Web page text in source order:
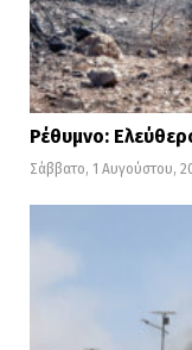
Ρέθυμνο:
Σάββατο, 1 Αυγούστου,